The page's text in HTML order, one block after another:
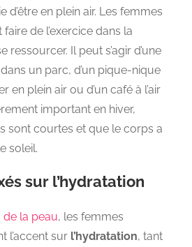
d’être en plein air. Les femmes
de l’exercice dans la
ressourcer. Il peut s’agir d’une
un parc, d’un pique-nique
en plein air ou d’un café à l’air
important en hiver,
sont courtes et que le corps a
soleil.
sur l’hydratation
de la peau, les femmes
l’accent sur l’hydratation, tant